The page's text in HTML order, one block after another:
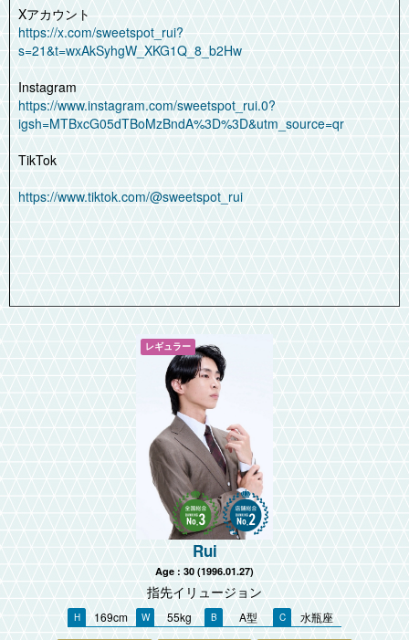
Xアカウント
https://x.com/sweetspot_rui?
s=21&t=wxAkSyhgW_XKG1Q_8_b2Hw
Instagram
https://www.instagram.com/sweetspot_rui.0?
igsh=MTBxcG05dTBoMzBndA%3D%3D&utm_source=qr
TikTok
https://www.tiktok.com/@sweetspot_rui
Rui
Age : 30 (1996.01.27)
指先イリュージョン
169cm 55kg A型 水瓶座